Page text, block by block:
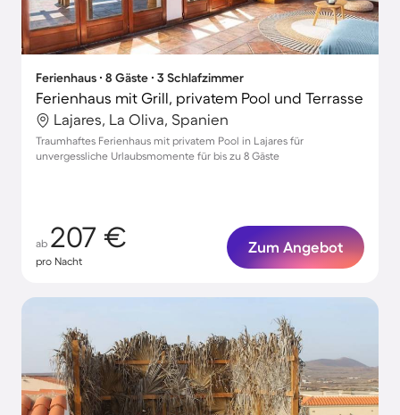
Ferienhaus ∙ 8 Gäste ∙ 3 Schlafzimmer
Ferienhaus mit Grill, privatem Pool und Terrasse
Lajares, La Oliva, Spanien
Traumhaftes Ferienhaus mit privatem Pool in Lajares für
unvergessliche Urlaubsmomente für bis zu 8 Gäste
ab 207 €
pro Nacht
Zum Angebot